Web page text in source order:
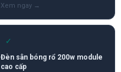
✓
Đèn sân bóng rổ 200w module
cao cấp